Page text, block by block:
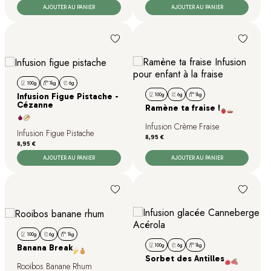
AJOUTER AU PANIER AJOUTER AU PANIER
100g 1kg 6g
Infusion Figue Pistache -
Cézanne
Infusion Figue Pistache
Prix
8,95 €
AJOUTER AU PANIER
100g 6g 1kg
Ramène ta fraise !
Infusion Crème Fraise
Prix
8,95 €
AJOUTER AU PANIER
100g 6g 1kg
Banana Break
Rooïbos Banane Rhum
100g 6g 1kg
Sorbet des Antilles